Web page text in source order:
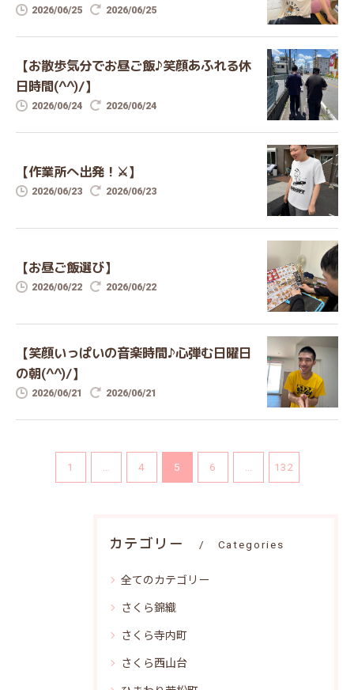
2026/06/25 2026/06/25
【お散歩気分でお昼ご飯♪笑顔あふれる休
日時間(^^)/】
2026/06/24 2026/06/24
【作業所へ出発！⚔️】
2026/06/23 2026/06/23
【お昼ご飯選び】
2026/06/22 2026/06/22
【笑顔いっぱいの音楽時間♪心弾む日曜日
の朝(^^)/】
2026/06/21 2026/06/21
1 4 5 6 132
カテゴリー Categories
全てのカテゴリー
さくら錦織
さくら寺内町
さくら西山台